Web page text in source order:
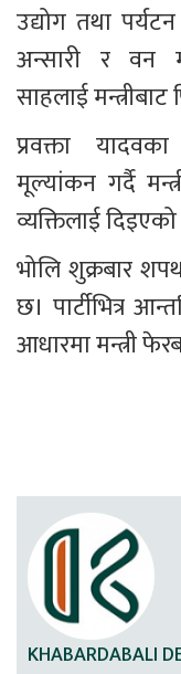
उद्योग तथा
अन्सारी र वन
साहलाई मन्त्रीबाट
प्रवक्ता
मूल्यांकन गर्दै
व्यक्तिलाई दिइएको
भोलि शुक्रबार
छ। पार्टीभित्र
आधारमा मन्त्री
KHABARDABALI